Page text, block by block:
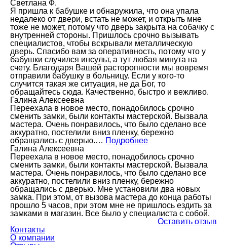
Светлана Ф.
Я пришла к бабушке и обнаружила, что она упала
недалеко от двери, встать не может, и открыть мне
тоже не может, потому что дверь закрыта на собачку с
внутренней стороны. Пришлось срочно вызывать
специалистов, чтобы вскрывали металлическую
дверь. Спасибо вам за оперативность, потому что у
бабушки случился инсульт, а тут любая минута на
счету. Благодаря Вашей расторопности мы вовремя
отправили бабушку в больницу. Если у кого-то
случится такая же ситуация, не да Бог, то
обращайтесь сюда. Качественно, быстро и вежливо.
Галина Алексеевна
Переехала в новое место, понадобилось срочно
сменить замки, были контакты мастерской. Вызвала
мастера. Очень понравилось, что было сделано все
аккуратно, постелили вниз пленку, бережно
обращались с дверью.… Подробнее
Галина Алексеевна
Переехала в новое место, понадобилось срочно
сменить замки, были контакты мастерской. Вызвала
мастера. Очень понравилось, что было сделано все
аккуратно, постелили вниз пленку, бережно
обращались с дверью. Мне установили два новых
замка. При этом, от вызова мастера до конца работы
прошло 5 часов, при этом мне не пришлось ездить за
замками в магазин. Все было у специалиста с собой.
Оставить отзыв
Контакты
О компании